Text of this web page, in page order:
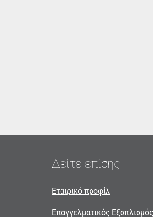
Δείτε επίσης
Εταιρικό προφίλ
Επαγγελματικός Εξοπλισμός